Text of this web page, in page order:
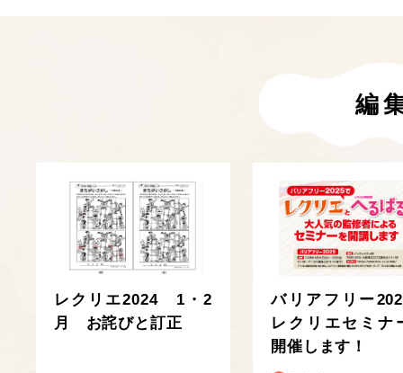
編
レクリエ2024 1・2
月 お詫びと訂正
バリアフリー
レクリエセミナ
開催します！